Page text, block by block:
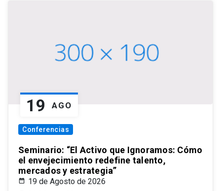
19 AGO
Conferencias
Seminario: “El Activo que Ignoramos: Cómo
el envejecimiento redefine talento,
mercados y estrategia”
19 de Agosto de 2026